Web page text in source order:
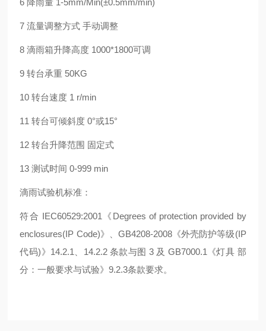
6 降雨量 1-5mm/Min(±0.5mm/min)
7 流量调整方式 手动调整
8 滴雨箱升降高度 1000*1800可调
9 转台承重 50KG
10 转台速度 1 r/min
11 转台可倾斜度 0°或15°
12 转台升降范围 固定式
13 测试时间 0-999 min
滴雨试验机标准：
符合 IEC60529:2001《Degrees of protection provided by
enclosures(IP Code)》、GB4208-2008《外壳防护等级(IP
代码)》14.2.1、14.2.2 条款与图 3 及 GB7000.1《灯具 部
分：一般要求与试验》9.2.3条款要求。